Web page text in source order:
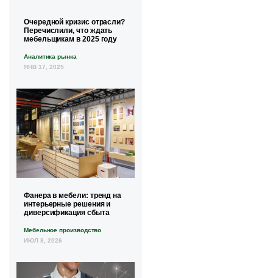
Очередной кризис отрасли?
Перечислили, что ждать
мебельщикам в 2025 году
Аналитика рынка
ЯНВ 17, 2025
Фанера в мебели: тренд на
интерьерные решения и
диверсификация сбыта
Мебельное производство
ИЮЛ 8, 2026